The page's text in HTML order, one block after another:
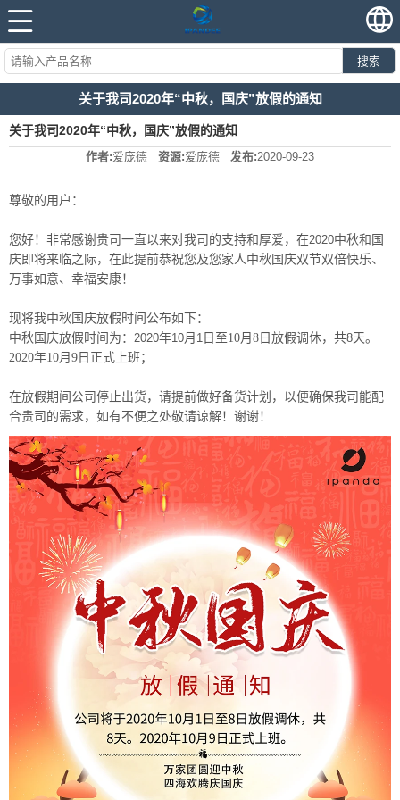
搜索
关于我司2020年“中秋，国庆”放假的通知
关于我司2020年“中秋，国庆”放假的通知
作者:爱庞德 资源:爱庞德 发布:2020-09-23
尊敬的用户：
您好！非常感谢贵司一直以来对我司的支持和厚爱，在2020中秋和国
庆即将来临之际，在此提前恭祝您及您家人中秋国庆双节双倍快乐、
万事如意、幸福安康！
现将我中秋国庆放假时间公布如下：
中秋国庆放假时间为： 2020年10月 1 日至10月8日放假调休，共8天。
2020年10月9日正式上班；
在放假期间公司停止出货，请提前做好备货计划，以便确保我司能配
合贵司的需求，如有不便之处敬请谅解！谢谢！